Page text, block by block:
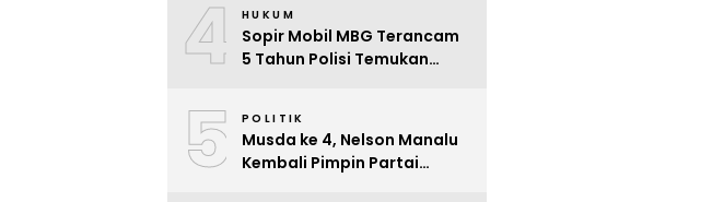
4 HUKUM
Sopir Mobil MBG Terancam
5 Tahun Polisi Temukan
5 POLITIK
Musda ke 4, Nelson Manalu
Kembali Pimpin Partai